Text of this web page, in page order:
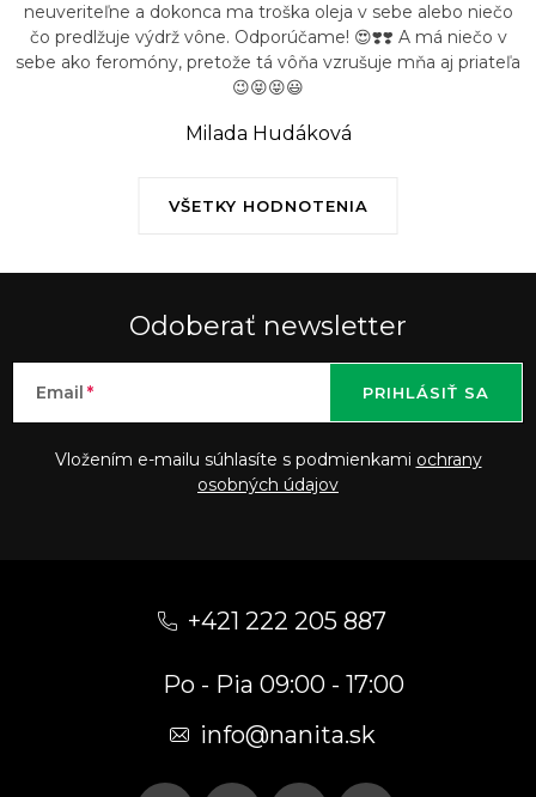
VŠETKY HODNOTENIA
neuveriteľne a dokonca ma troška oleja v sebe alebo niečo
čo predlžuje výdrž vône. Odporúčame! 😍❣️❣️ A má niečo v
sebe ako feromóny, pretože tá vôňa vzrušuje mňa aj priateľa
😉😝😝😃
Milada Hudáková
Odoberať newsletter
Email
Vložením e-mailu súhlasíte s podmienkami ochrany
osobných údajov
PRIHLÁSIŤ SA
+421 222 205 887
Po - Pia 09:00 - 17:00
info@nanita.sk